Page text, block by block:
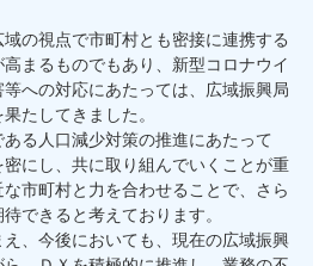
の視点で市町村とも密接に連携する
まるものでもあり、新型コロナウイ
への対応にあたっては、広域振興局
たしてきました。
る人口減少対策の推進にあたって
にし、共に取り組んでいくことが重
市町村と力を合わせることで、さら
できると考えております。
、今後においても、現在の広域振興